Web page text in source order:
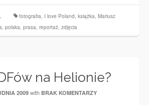
fotografia, I love Poland, książka, Mariusz
, polska, prasa, reportaż, zdjęcia
na Helionie?
2009 with BRAK KOMENTARZY